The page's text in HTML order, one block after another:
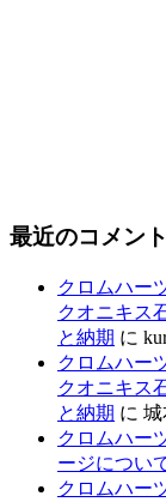
最近のコメント
クロムハー
クオニキス
と納期 に
クロムハー
クオニキス
と納期 に
クロムハー
ージについ
クロムハー